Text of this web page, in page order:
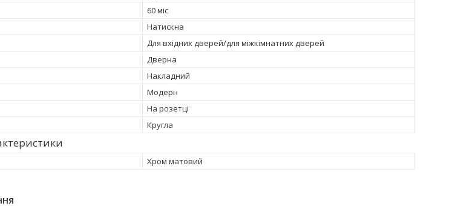
60 міс
Натискна
Для вхідних дверей/для міжкімнатних дверей
Дверна
Накладний
Модерн
На розетці
Кругла
Хром матовий